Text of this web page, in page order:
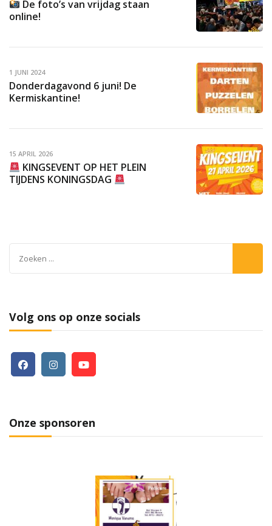
De foto’s van vrijdag staan
online!
1 JUNI 2024
Donderdagavond 6 juni! De
Kermiskantine!
15 APRIL 2026
KINGSEVENT OP HET PLEIN
TIJDENS KONINGSDAG
Volg ons op onze socials
Onze sponsoren